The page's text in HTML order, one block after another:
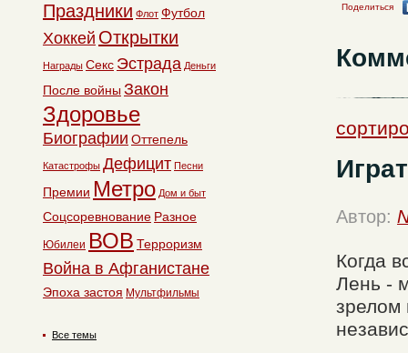
Поделиться
Автор:
Когда
Лень -
зрелом
Праздники Флот Футбол
Хоккей Открытки
Награды Секс Эстрада Деньги
После войны Закон
Здоровье
Биографии Оттепель
Катастрофы Дефицит Песни
Премии Метро Дом и быт
Соцсоревнование Разное
Юбилеи ВОВ Терроризм
Война в Афганистане
Эпоха застоя Мультфильмы
Все темы